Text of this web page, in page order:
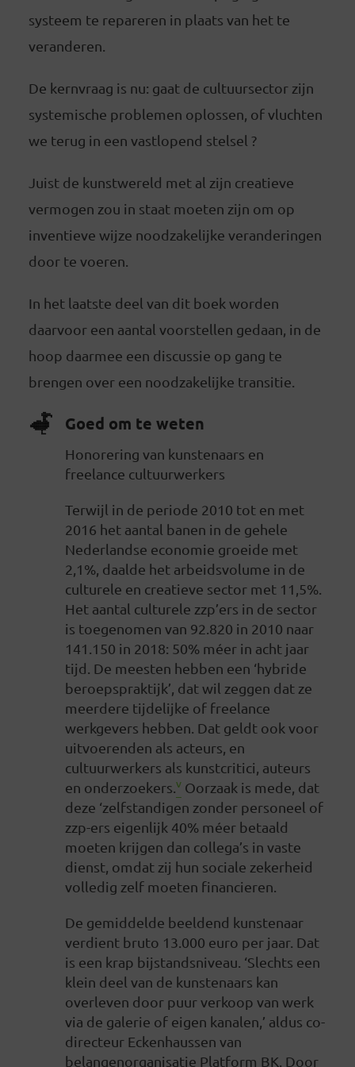
systeem te repareren in plaats van het te
veranderen.
De kernvraag is nu: gaat de cultuursector zijn
systemische problemen oplossen, of vluchten
we terug in een vastlopend stelsel ?
Juist de kunstwereld met al zijn creatieve
vermogen zou in staat moeten zijn om op
inventieve wijze noodzakelijke veranderingen
door te voeren.
In het laatste deel van dit boek worden
daarvoor een aantal voorstellen gedaan, in de
hoop daarmee een discussie op gang te
brengen over een noodzakelijke transitie.
Goed om te weten
Honorering van kunstenaars en
freelance cultuurwerkers
Terwijl in de periode 2010 tot en met
2016 het aantal banen in de gehele
Nederlandse economie groeide met
2,1%, daalde het arbeidsvolume in de
culturele en creatieve sector met 11,5%.
Het aantal culturele zzp’ers in de sector
is toegenomen van 92.820 in 2010 naar
141.150 in 2018: 50% méer in acht jaar
tijd. De meesten hebben een ‘hybride
beroepspraktijk’, dat wil zeggen dat ze
meerdere tijdelijke of freelance
werkgevers hebben. Dat geldt ook voor
uitvoerenden als acteurs, en
cultuurwerkers als kunstcritici, auteurs
en onderzoekers. vOorzaak is mede, dat
deze ‘zelfstandigen zonder personeel of
zzp-ers eigenlijk 40% méer betaald
moeten krijgen dan collega’s in vaste
dienst, omdat zij hun sociale zekerheid
volledig zelf moeten financieren.
De gemiddelde beeldend kunstenaar
verdient bruto 13.000 euro per jaar. Dat
is een krap bijstandsniveau. ‘Slechts een
klein deel van de kunstenaars kan
overleven door puur verkoop van werk
via de galerie of eigen kanalen,’ aldus co-
directeur Eckenhaussen van
belangenorganisatie Platform BK. Door